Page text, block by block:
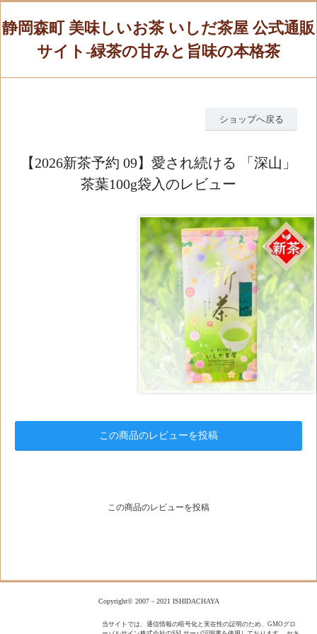
静岡森町 美味しいお茶 いしだ茶屋 公式通販
サイト-緑茶の甘みと旨味の本格茶
ショップへ戻る
【2026新茶予約 09】愛され続ける 「深山」
茶葉100g袋入のレビュー
この商品のレビューを投稿
この商品のレビューを投稿
Copyright© 2007－2021 ISHIDACHAYA
当サイトでは、通信情報の暗号化と実在性の証明のため、GMOグロ